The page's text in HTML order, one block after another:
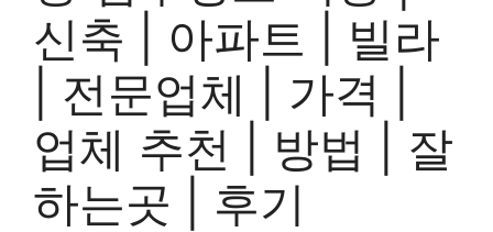
신축 | 아파트 | 빌라
| 전문업체 | 가격 |
업체 추천 | 방법 | 잘
하는곳 | 후기